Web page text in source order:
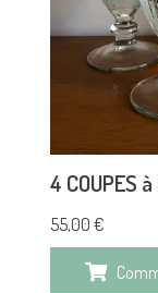
4 COUPES
55,00 €